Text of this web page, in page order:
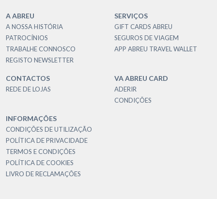
A ABREU
A NOSSA HISTÓRIA
PATROCÍNIOS
TRABALHE CONNOSCO
REGISTO NEWSLETTER
SERVIÇOS
GIFT CARDS ABREU
SEGUROS DE VIAGEM
APP ABREU TRAVEL WALLET
CONTACTOS
REDE DE LOJAS
VA ABREU CARD
ADERIR
CONDIÇÕES
INFORMAÇÕES
CONDIÇÕES DE UTILIZAÇÃO
POLÍTICA DE PRIVACIDADE
TERMOS E CONDIÇÕES
POLÍTICA DE COOKIES
LIVRO DE RECLAMAÇÕES